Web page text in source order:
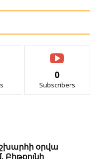
0
Subscribers
օրվա